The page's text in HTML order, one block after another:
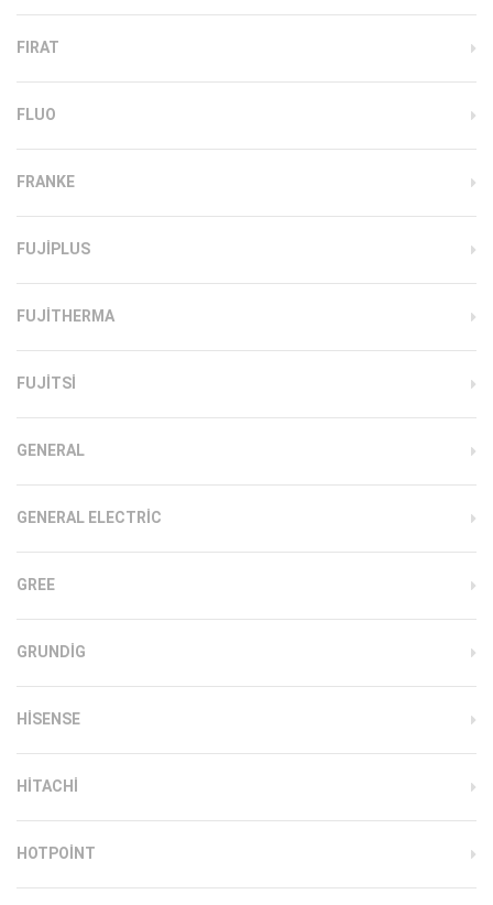
FIRAT
FLUO
FRANKE
FUJIPLUS
FUJITHERMA
FUJITSI
GENERAL
GENERAL ELECTRIC
GREE
GRUNDIG
HISENSE
HITACHI
HOTPOINT